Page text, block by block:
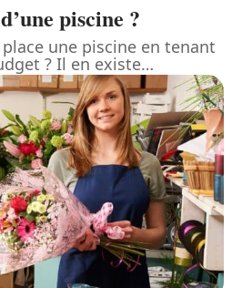
piscine ?
une piscine en tenant
? Il en existe…